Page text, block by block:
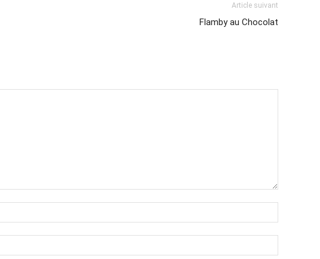
Article suivant
Flamby au Chocolat